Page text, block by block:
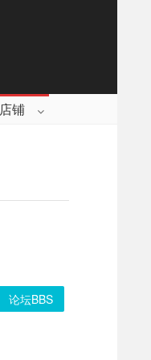
店铺
论坛BBS